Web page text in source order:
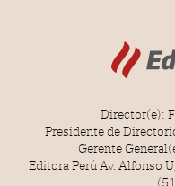
Director(e):
Presidente de
Gerente
Editora Perú Av. Alfonso